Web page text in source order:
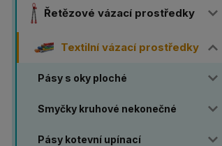
Řetězové vázací prostředky
Textilní vázací prostředky
Pásy s oky ploché
Smyčky kruhové nekonečné
Pásy kotevní upínací